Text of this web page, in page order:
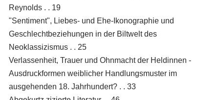
Reynolds . . 19
"Sentiment", Liebes- und Ehe-Ikonographie und
Geschlechtbeziehungen in der Biltwelt des
Neoklassizismus . . 25
Verlassenheit, Trauer und Ohnmacht der Heldinnen -
Ausdruckformen weiblicher Handlungsmuster im
ausgehenden 18. Jahrhundert? . . 33